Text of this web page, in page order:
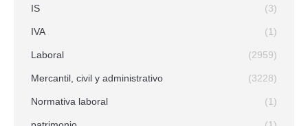
IS (3)
IVA (1)
Laboral (2959)
Mercantil, civil y administrativo (3228)
Normativa laboral (1)